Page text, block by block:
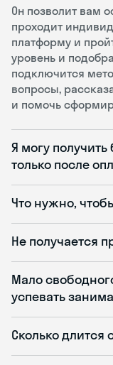
Он позволит вам
проходит
платформу и
уровень и
подключится
вопросы,
и помочь
Я могу
только после
Что нужно,
Не получается
Мало
успевать
Сколько длится